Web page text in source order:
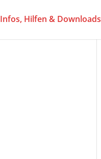
Infos, Hilfen & Downloads